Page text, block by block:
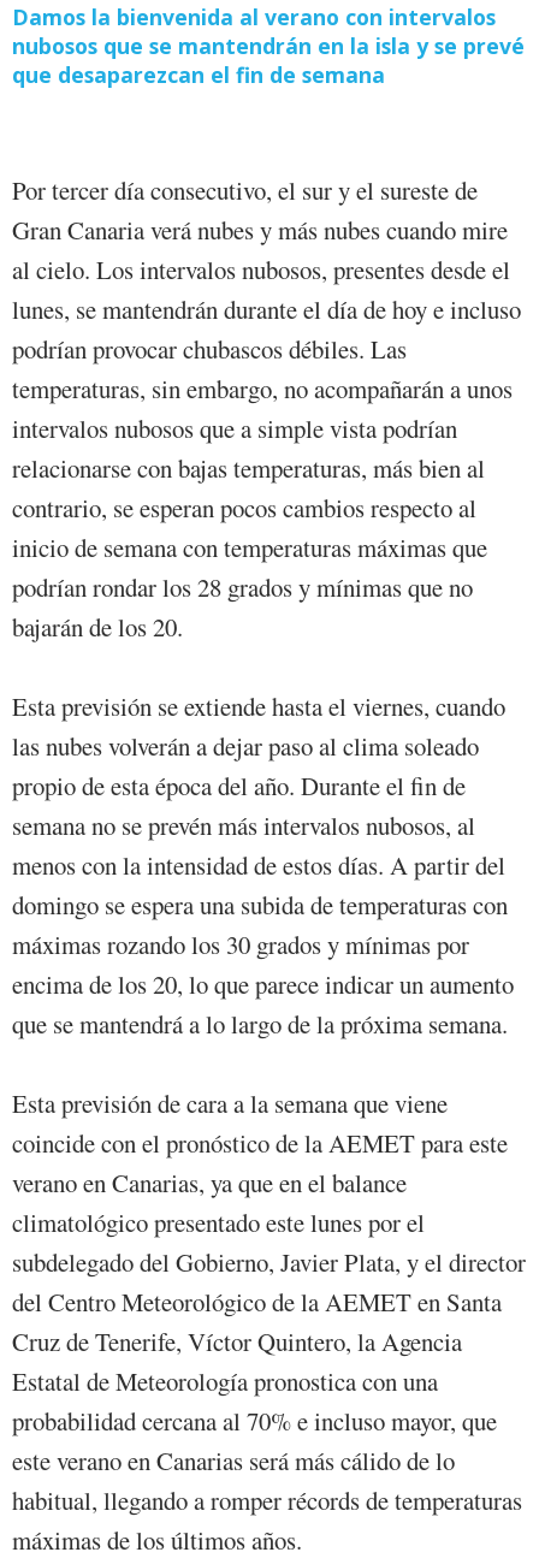
Damos la bienvenida al verano con intervalos
nubosos que se mantendrán en la isla y se prevé
que desaparezcan el fin de semana
Por tercer día consecutivo, el sur y el sureste de
Gran Canaria verá nubes y más nubes cuando mire
al cielo. Los intervalos nubosos, presentes desde el
lunes, se mantendrán durante el día de hoy e incluso
podrían provocar chubascos débiles. Las
temperaturas, sin embargo, no acompañarán a unos
intervalos nubosos que a simple vista podrían
relacionarse con bajas temperaturas, más bien al
contrario, se esperan pocos cambios respecto al
inicio de semana con temperaturas máximas que
podrían rondar los 28 grados y mínimas que no
bajarán de los 20.
Esta previsión se extiende hasta el viernes, cuando
las nubes volverán a dejar paso al clima soleado
propio de esta época del año. Durante el fin de
semana no se prevén más intervalos nubosos, al
menos con la intensidad de estos días. A partir del
domingo se espera una subida de temperaturas con
máximas rozando los 30 grados y mínimas por
encima de los 20, lo que parece indicar un aumento
que se mantendrá a lo largo de la próxima semana.
Esta previsión de cara a la semana que viene
coincide con el pronóstico de la AEMET para este
verano en Canarias, ya que en el balance
climatológico presentado este lunes por el
subdelegado del Gobierno, Javier Plata, y el director
del Centro Meteorológico de la AEMET en Santa
Cruz de Tenerife, Víctor Quintero, la Agencia
Estatal de Meteorología pronostica con una
probabilidad cercana al 70% e incluso mayor, que
este verano en Canarias será más cálido de lo
habitual, llegando a romper récords de temperaturas
máximas de los últimos años.